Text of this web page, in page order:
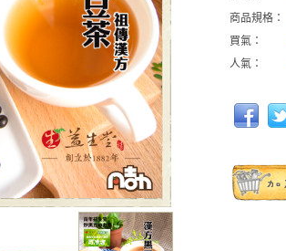
商品規格：
買氣：
人氣：